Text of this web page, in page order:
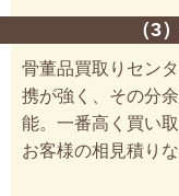
（3
骨董品買取りセン
携が強く、その分
能。一番高く買い
お客様の相見積り